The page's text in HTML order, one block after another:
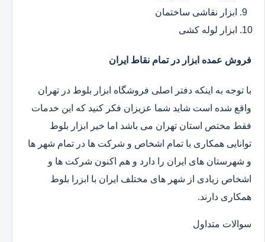
ابزار نقاشی ساختمان
ابزار لوله کشی
فروش عمده ابزار در تمام نقاط ایران
با توجه به اینکه دفتر اصلی فروشگاه ابزار بلوط در تهران
واقع شده است شاید شما عزیزان فکر کنید که این خدمات
فقط مختص استان تهران می باشد اما خیر ابزار بلوط
توانایی همکاری با تمام اشخاص و شرکت ها در تمام شهر ها
و شهرستان های ایران را دارد و هم اکنون شرکت ها و
اشخاص زیادی از شهر های مختلف ایران با ابزرا بلوط
همکاری دارند.
سوالات متداول